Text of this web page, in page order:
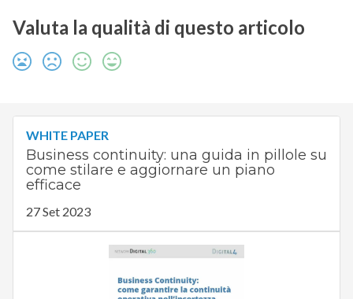
Valuta la qualità di questo articolo
WHITE PAPER
Business continuity: una guida in pillole su
come stilare e aggiornare un piano
efficace
27 Set 2023